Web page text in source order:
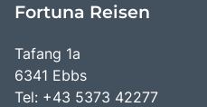
Fortuna Reisen
Tafang 1a
6341 Ebbs
Tel: +43 5373 42277